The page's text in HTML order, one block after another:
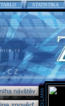
TABLO STATISTIKA